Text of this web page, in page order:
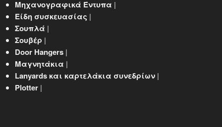
Μηχανογραφικά Έντυπα |
Είδη συσκευασίας |
Σουπλά |
Σουβέρ |
Door Hangers |
Μαγνητάκια |
Lanyards και καρτελάκια συνεδρίων |
Plotter |